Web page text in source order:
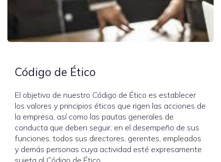
Código de Ético
El objetivo de nuestro Código de Ético es establecer
los valores y principios éticos que rigen las acciones de
la empresa, así como las pautas generales de
conducta que deben seguir, en el desempeño de sus
funciones, todos sus directores, gerentes, empleados
y demás personas cuya actividad esté expresamente
sujeta al Código de Ético.